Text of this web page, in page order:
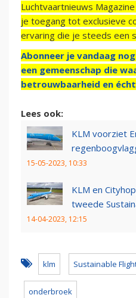
Luchtvaartnieuws
je toegang tot exclusieve
ervaring die je steeds een
Abonneer je vandaag
een gemeenschap die
betrouwbaarheid en
Lees ook:
KLM voorziet
15-05-2023, 10:33
KLM en
tweede
14-04-2023, 12:15
klm Sustainable
onderbroek